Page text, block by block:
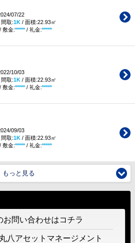
07/22
取:1K / 面積:22.93㎡
敷金:*****/ 礼金:*****
10/03
取:1K / 面積:22.93㎡
敷金:*****/ 礼金:*****
09/03
取:1K / 面積:22.93㎡
敷金:*****/ 礼金:*****
もっと見る
お問い合わせはコチラ
八アセットマネージメント